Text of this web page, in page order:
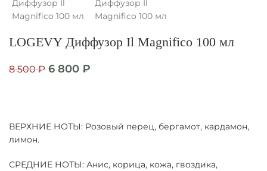
LOGEVY Диффузор Il Magnifico 100 мл
8 500₽ 6 800 ₽
ВЕРХНИЕ НОТЫ: Розовый перец, бергамот, кардамон,
лимон.
СРЕДНИЕ НОТЫ: Анис, корица, кожа, гвоздика,